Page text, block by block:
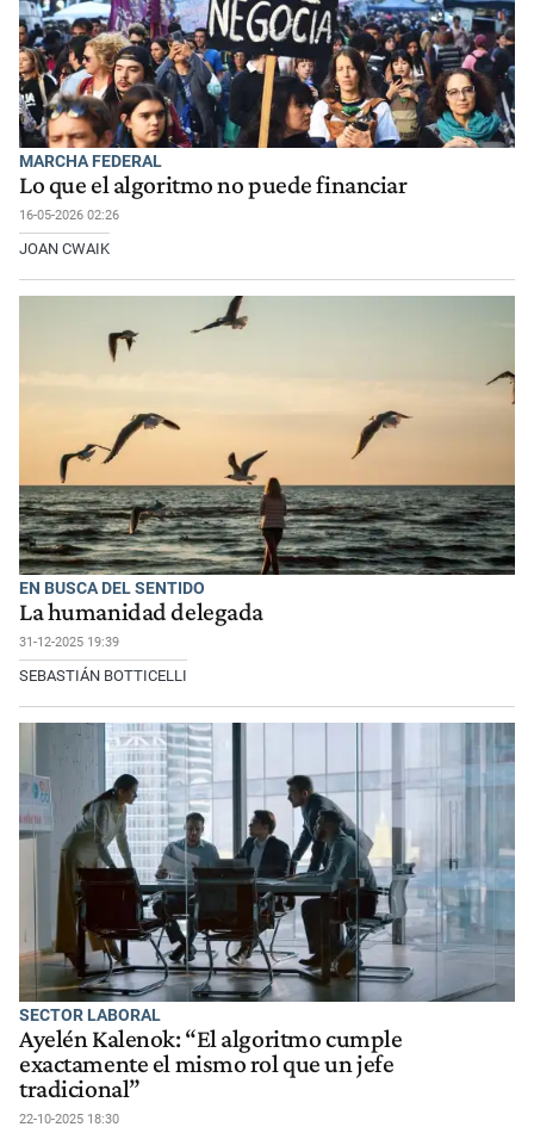
MARCHA FEDERAL
Lo que el algoritmo no puede financiar
16-05-2026 02:26
JOAN CWAIK
EN BUSCA DEL SENTIDO
La humanidad delegada
31-12-2025 19:39
SEBASTIÁN BOTTICELLI
SECTOR LABORAL
Ayelén Kalenok: “El algoritmo cumple
exactamente el mismo rol que un jefe
tradicional”
22-10-2025 18:30